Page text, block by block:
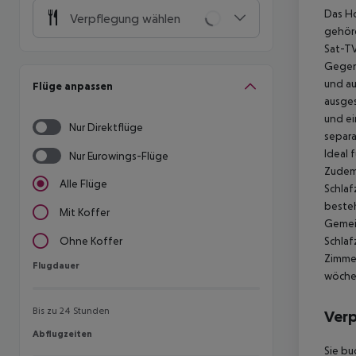
Verpflegung wählen
Flüge anpassen
Nur Direktflüge
Nur Eurowings-Flüge
Alle Flüge
Mit Koffer
Ohne Koffer
Flugdauer
Flugdauer
Bis zu 24 Stunden
Abflugzeiten
Abflugzeiten
Das
Sat-
und
und
Ideal
Sie